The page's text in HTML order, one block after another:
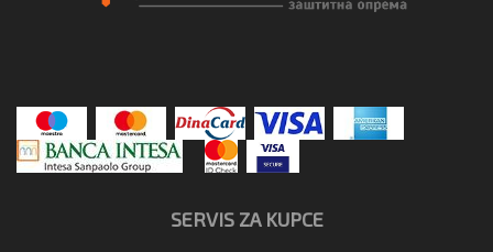
SERVIS ZA KUPCE